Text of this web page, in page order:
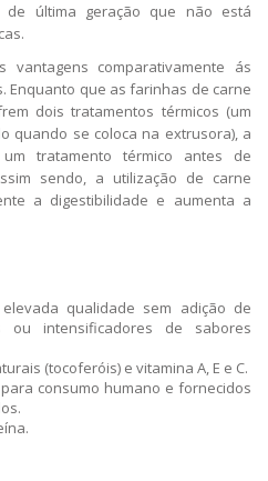
de última geração que não está
comparativamente ás
Enquanto que as farinhas de carne
dois tratamentos térmicos (um
quando se coloca na extrusora), a
tratamento térmico antes de
sendo, a utilização de carne
a digestibilidade e aumenta a
qualidade sem adição de
ou intensificadores de sabores
(tocoferóis) e vitamina A, E e C.
consumo humano e fornecidos